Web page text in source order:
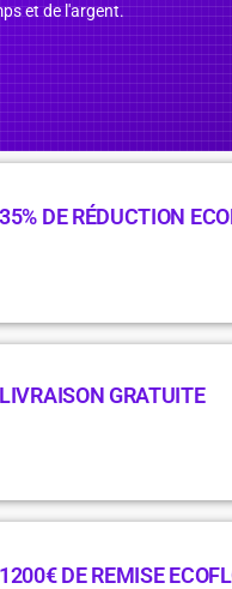
et de l'argent.
35% DE RÉDUCTION
LIVRAISON GRATUITE
1200€ DE REMISE